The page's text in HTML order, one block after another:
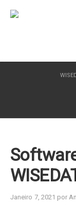
Janeiro 7, 2021 por